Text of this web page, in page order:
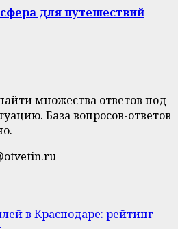
для путешествий
множества ответов под
База вопросов-ответов
в Краснодаре: рейтинг